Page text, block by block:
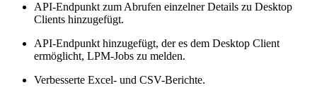
API-Endpunkt zum Abrufen einzelner Details zu Desktop
Clients hinzugefügt.
API-Endpunkt hinzugefügt, der es dem Desktop Client
ermöglicht, LPM-Jobs zu melden.
Verbesserte Excel- und CSV-Berichte.